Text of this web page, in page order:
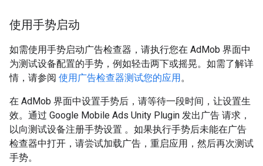
使用手势启动
如需使用手势启动广告检查器，请执行您在 AdMob 界面中
为测试设备配置的手势，例如轻击两下或摇晃。如需了解详
情，请参阅 使用广告检查器测试您的应用。
在 AdMob 界面中设置手势后，请等待一段时间，让设置生
效。通过 Google Mobile Ads Unity Plugin 发出广告 请求，
以向测试设备注册手势设置 。如果执行手势后未能在广告
检查器中打开，请尝试加载广告，重启应用，然后再次测试
手势。